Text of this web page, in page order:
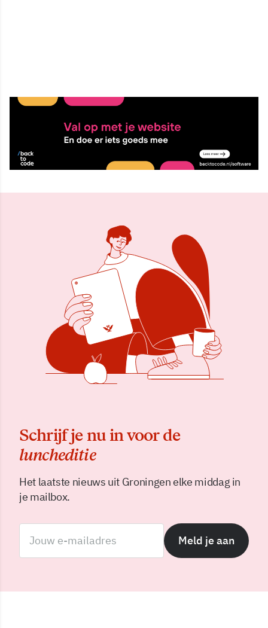
1 sep 2025, 11:02
Delen
Schrijf je nu in voor de
luncheditie
Het laatste nieuws uit Groningen elke middag in
je mailbox.
Meld je aan